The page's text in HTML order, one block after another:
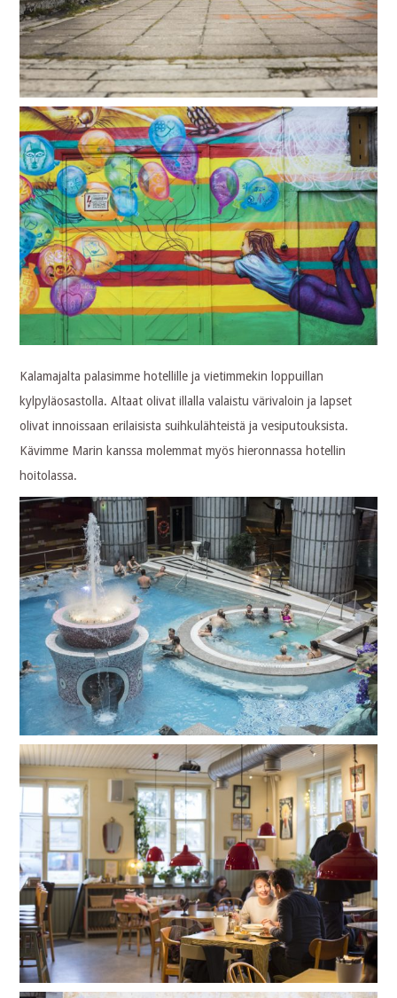
Kalamajalta palasimme hotellille ja vietimmekin loppuillan
kylpyläosastolla. Altaat olivat illalla valaistu värivaloin ja lapset
olivat innoissaan erilaisista suihkulähteistä ja vesiputouksista.
Kävimme Marin kanssa molemmat myös hieronnassa hotellin
hoitolassa.